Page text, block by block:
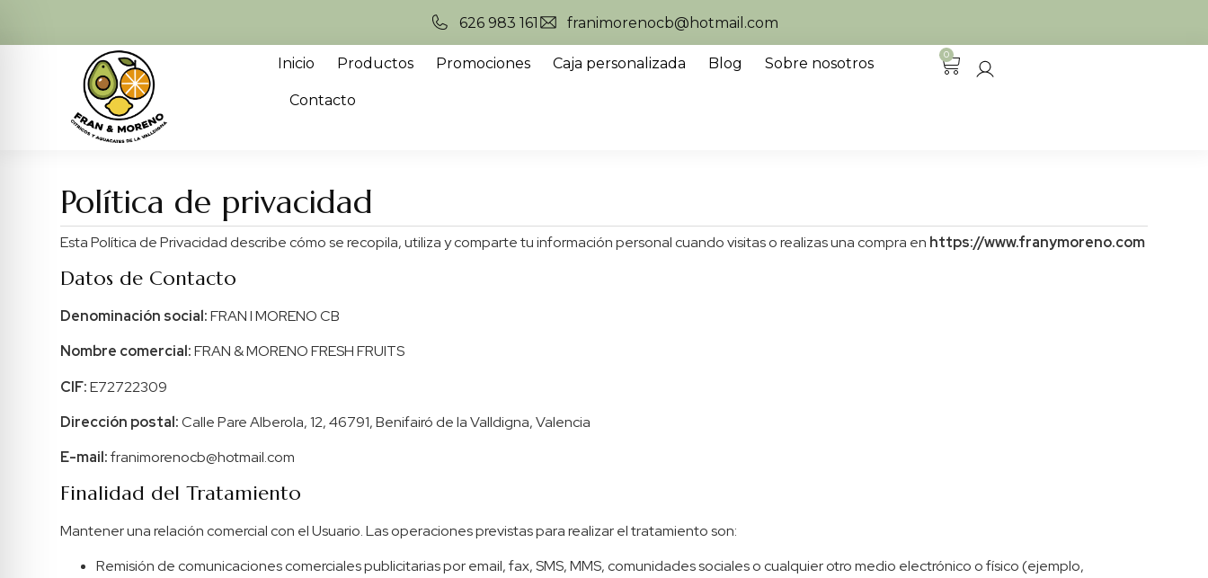
626 983 161 franimorenocb@hotmail.com
Inicio Productos Promociones Caja personalizada Blog Sobre nosotros
Contacto
0
Política de privacidad
Esta Política de Privacidad describe cómo se recopila, utiliza y comparte tu información personal cuando visitas o realizas una compra en https://www.franymoreno.com
Datos de Contacto
Denominación social:FRAN I MORENO CB
Nombre comercial:FRAN & MORENO FRESH FRUITS
CIF:E72722309
Dirección postal:Calle Pare Alberola, 12, 46791, Benifairó de la Valldigna, Valencia
E-mail:franimorenocb@hotmail.com
Finalidad del Tratamiento
Mantener una relación comercial con el Usuario. Las operaciones previstas para realizar el tratamiento son:
Remisión de comunicaciones comerciales publicitarias por email, fax, SMS, MMS, comunidades sociales o cualquier otro medio electrónico o físico (ejemplo,